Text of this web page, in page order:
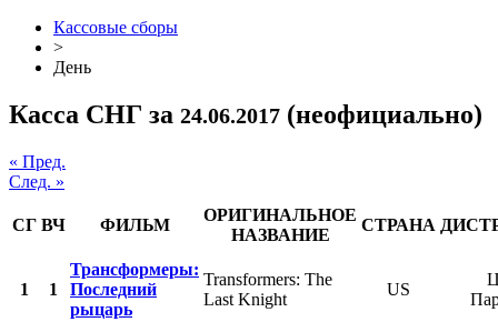
Кассовые сборы
>
День
Касса СНГ за 24.06.2017 (неофициально)
« Пред.
След. »
СГ ВЧ ФИЛЬМ
ОРИГИНАЛЬНОЕ
НАЗВАНИЕ
СТРАНА
1 1
Трансформеры:
Последний
рыцарь
Transformers: The
Last Knight
US